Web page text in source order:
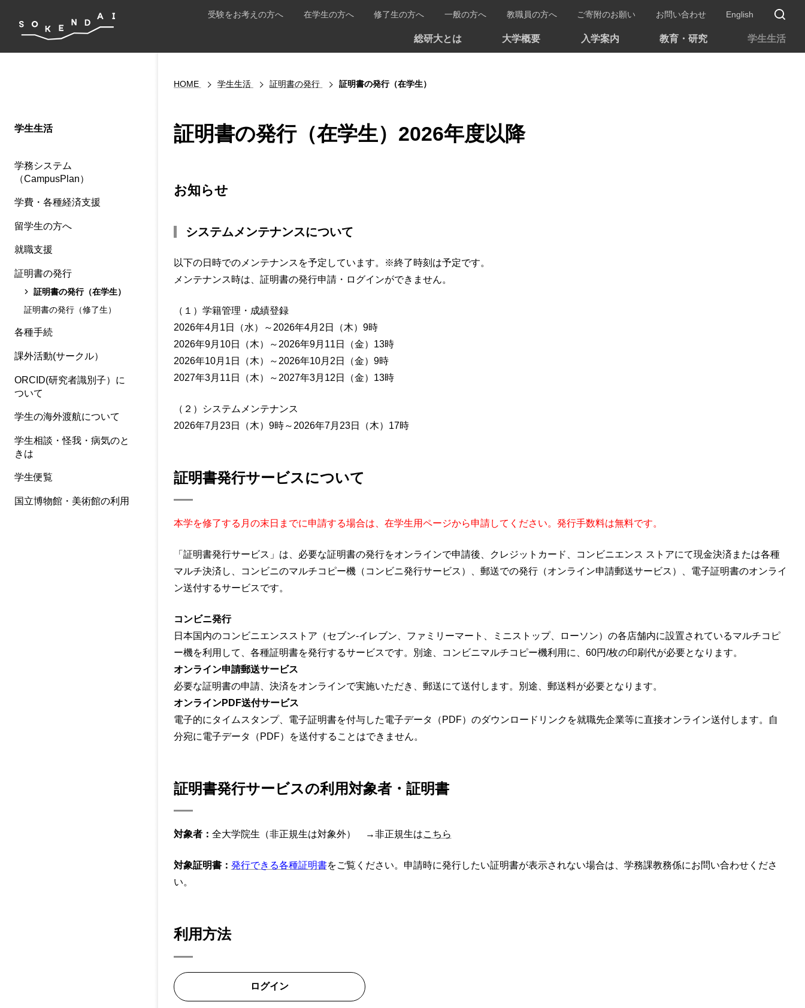
総研大とは 大学概要 入学案内 教育・研究 学生生活
受験をお考えの方へ 在学生の方へ 修了生の方へ 一般の方へ 教職員の方へ ご寄附のお願い お問い合わせ English
HOME 学生生活 証明書の発行 証明書の発行（在学生）
証明書の発行（在学生）2026年度以降
お知らせ
システムメンテナンスについて
以下の日時でのメンテナンスを予定しています。※終了時刻は予定です。
メンテナンス時は、証明書の発行申請・ログインができません。
（１）学籍管理・成績登録
2026年4月1日（水）～2026年4月2日（木）9時
2026年9月10日（木）～2026年9月11日（金）13時
2026年10月1日（木）～2026年10月2日（金）9時
2027年3月11日（木）～2027年3月12日（金）13時
（２）システムメンテナンス
2026年7月23日（木）9時～2026年7月23日（木）17時
証明書発行サービスについて
本学を修了する月の末日までに申請する場合は、在学生用ページから申請してください。発行手数料は無料です。
「証明書発行サービス」は、必要な証明書の発行をオンラインで申請後、クレジットカード、コンビニエンス ストアにて現金決済または各種
マルチ決済し、コンビニのマルチコピー機（コンビニ発行サービス）、郵送での発行（オンライン申請郵送サービス）、電子証明書のオンライ
ン送付するサービスです。
コンビニ発行
日本国内のコンビニエンスストア（セブン-イレブン、ファミリーマート、ミニストップ、ローソン）の各店舗内に設置されているマルチコピ
ー機を利用して、各種証明書を発行するサービスです。別途、コンビニマルチコピー機利用に、60円/枚の印刷代が必要となります。
オンライン申請郵送サービス
必要な証明書の申請、決済をオンラインで実施いただき、郵送にて送付します。別途、郵送料が必要となります。
オンラインPDF送付サービス
電子的にタイムスタンプ、電子証明書を付与した電子データ（PDF）のダウンロードリンクを就職先企業等に直接オンライン送付します。自
分宛に電子データ（PDF）を送付することはできません。
証明書発行サービスの利用対象者・証明書
対象者： 全大学院生（非正規生は対象外） →非正規生はこちら
対象証明書： 発行できる各種証明書をご覧ください。申請時に発行したい証明書が表示されない場合は、学務課教務係にお問い合わせくださ
い。
利用方法
ログイン
学生生活
学務システム
（CampusPlan）
学費・各種経済支援
留学生の方へ
就職支援
証明書の発行
証明書の発行（在学生）
証明書の発行（修了生）
各種手続
課外活動(サークル）
ORCID(研究者識別子）に
ついて
学生の海外渡航について
学生相談・怪我・病気のと
きは
学生便覧
国立博物館・美術館の利用